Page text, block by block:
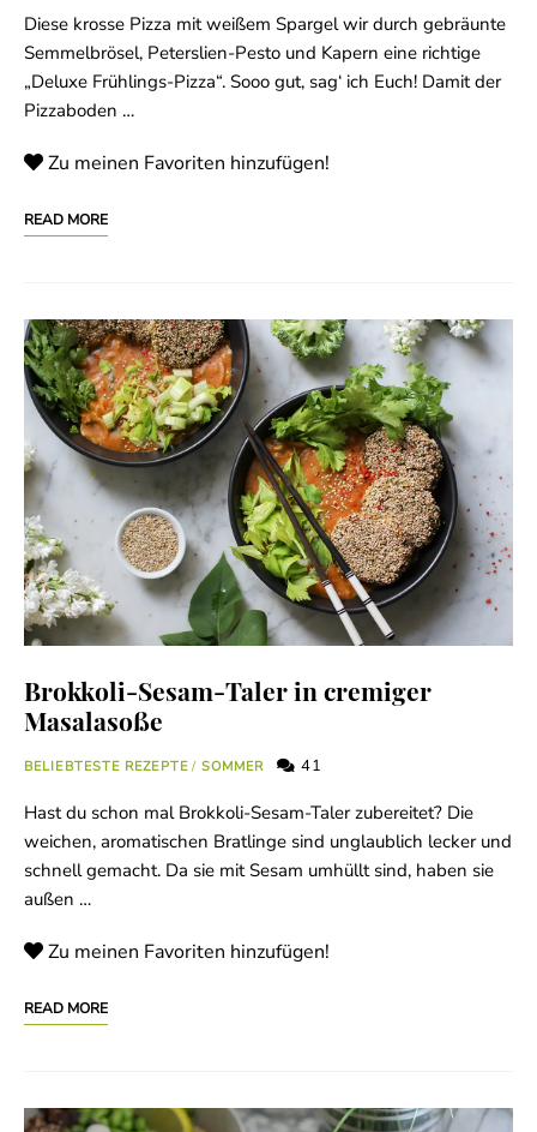
Diese krosse Pizza mit weißem Spargel wir durch gebräunte
Semmelbrösel, Peterslien-Pesto und Kapern eine richtige
„Deluxe Frühlings-Pizza“. Sooo gut, sag‘ ich Euch! Damit der
Pizzaboden …
Zu meinen Favoriten hinzufügen!
READ MORE
Brokkoli-Sesam-Taler in cremiger
Masalasoße
BELIEBTESTE REZEPTE/ SOMMER 41
Hast du schon mal Brokkoli-Sesam-Taler zubereitet? Die
weichen, aromatischen Bratlinge sind unglaublich lecker und
schnell gemacht. Da sie mit Sesam umhüllt sind, haben sie
außen …
Zu meinen Favoriten hinzufügen!
READ MORE